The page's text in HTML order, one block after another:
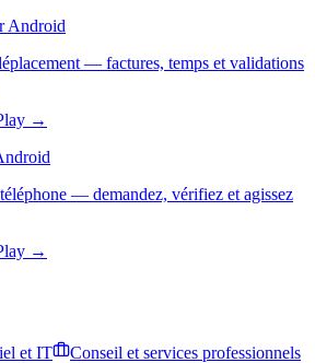
Android
— factures, temps et validations
→
— demandez, vérifiez et agissez
→
et IT
Conseil et services professionnels